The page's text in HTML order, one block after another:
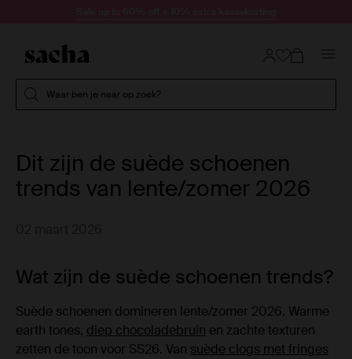
Waar ben je naar op zoek?
Dit zijn de suède schoenen
trends van lente/zomer 2026
Wat zijn de suède schoenen trends?
Suède schoenen domineren lente/zomer 2026. Warme
earth tones, diep chocoladebruin en zachte texturen
zetten de toon voor SS26. Van suède clogs met fringes